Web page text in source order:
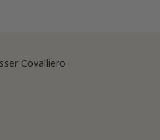
Covalliero